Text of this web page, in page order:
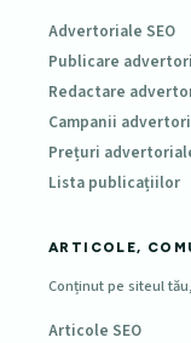
Advertoriale SEO
Publicare
Redactare
Campanii
Prețuri
Lista publicațiilor
ARTICOLE,
Conținut pe siteul
Articole SEO